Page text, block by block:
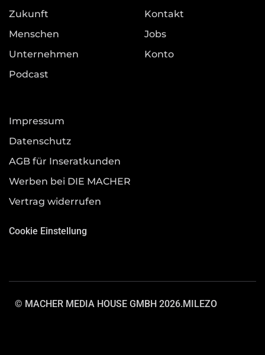
Zukunft
Menschen
Unternehmen
Podcast
Kontakt
Jobs
Konto
Impressum
Datenschutz
AGB für Inseratkunden
Werben bei DIE MACHER
Vertrag widerrufen
Cookie Einstellung
© MACHER MEDIA HOUSE GMBH 2026.MILEZO